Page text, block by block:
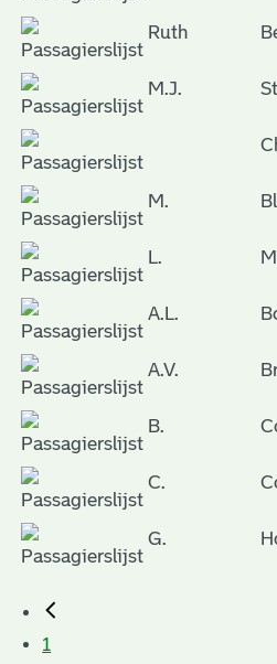
Ruth
M.J.
M.
L.
A.L.
A.V.
B.
C.
G.
1